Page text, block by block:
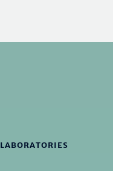
LABORATORIES